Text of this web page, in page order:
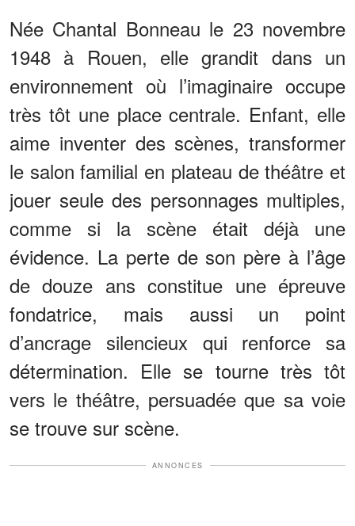
Née Chantal Bonneau le 23 novembre
1948 à Rouen, elle grandit dans un
environnement où l’imaginaire occupe
très tôt une place centrale. Enfant, elle
aime inventer des scènes, transformer
le salon familial en plateau de théâtre et
jouer seule des personnages multiples,
comme si la scène était déjà une
évidence. La perte de son père à l’âge
de douze ans constitue une épreuve
fondatrice, mais aussi un point
d’ancrage silencieux qui renforce sa
détermination. Elle se tourne très tôt
vers le théâtre, persuadée que sa voie
se trouve sur scène.
ANNONCES